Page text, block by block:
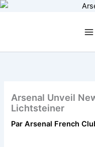
Aller
Arsenal Unveil
Lichtsteiner
ParArsenal French